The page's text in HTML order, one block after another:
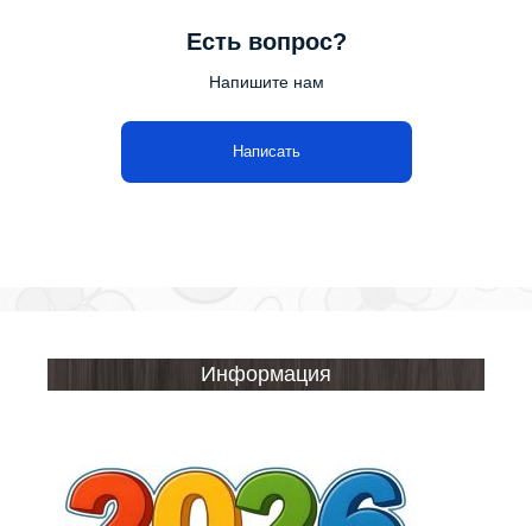
Есть вопрос?
Напишите нам
Написать
Информация